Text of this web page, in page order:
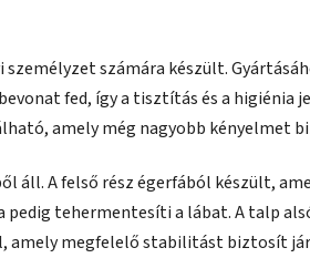
személyzet számára készült.
fed, így a tisztítás és a higiénia
amely még nagyobb kényelmet
áll. A felső rész égerfából készült,
tehermentesíti a lábat. A talp
amely megfelelő stabilitást biztosít